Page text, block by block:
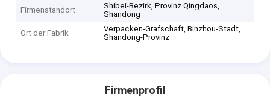
Firmenstandort
Shibei-Bezirk, Provinz Qingdaos,
Shandong
Ort der Fabrik
Verpacken-Grafschaft, Binzhou-Stadt,
Shandong-Provinz
Firmenprofil